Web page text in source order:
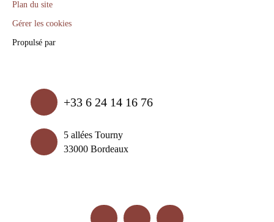
Plan du site
Gérer les cookies
Propulsé par
+33 6 24 14 16 76
5 allées Tourny
33000 Bordeaux